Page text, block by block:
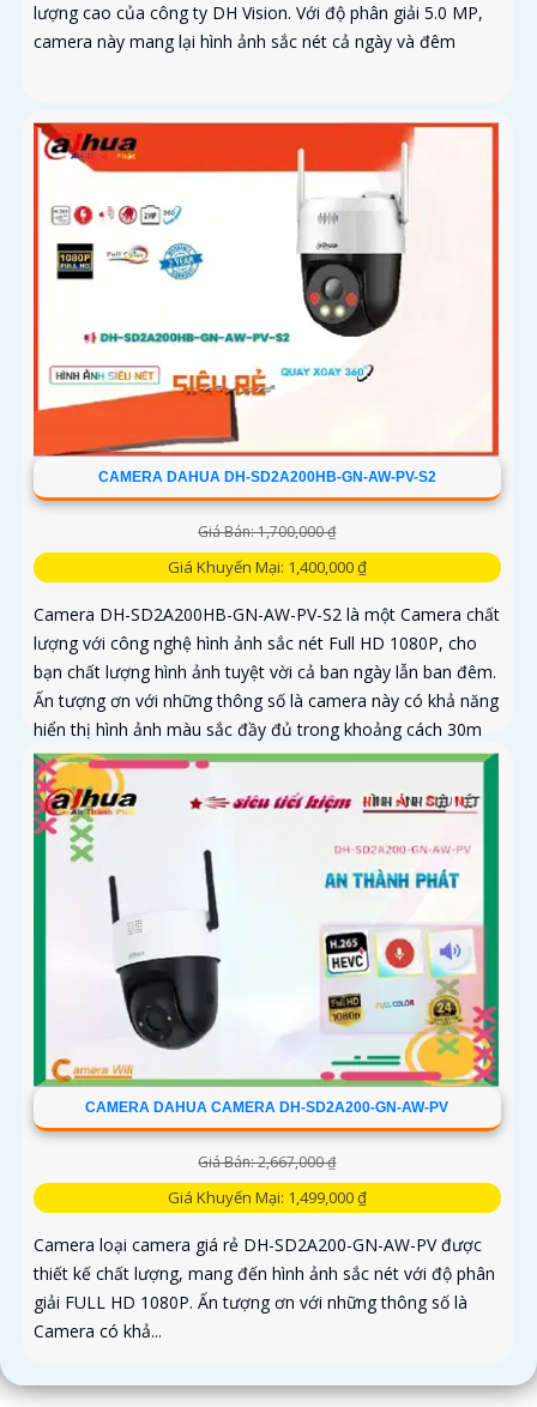
lượng cao của công ty DH Vision. Với độ phân giải 5.0 MP,
camera này mang lại hình ảnh sắc nét cả ngày và đêm
CAMERA DAHUA DH-SD2A200HB-GN-AW-PV-S2
Giá Bán: 1,700,000 ₫
Giá Khuyến Mại: 1,400,000 ₫
Camera DH-SD2A200HB-GN-AW-PV-S2 là một Camera chất
lượng với công nghệ hình ảnh sắc nét Full HD 1080P, cho
bạn chất lượng hình ảnh tuyệt vời cả ban ngày lẫn ban đêm.
Ấn tượng ơn với những thông số là camera này có khả năng
hiển thị hình ảnh màu sắc đầy đủ trong khoảng cách 30m
vào ban đêm
CAMERA DAHUA CAMERA DH-SD2A200-GN-AW-PV
Giá Bán: 2,667,000 ₫
Giá Khuyến Mại: 1,499,000 ₫
Camera loại camera giá rẻ DH-SD2A200-GN-AW-PV được
thiết kế chất lượng, mang đến hình ảnh sắc nét với độ phân
giải FULL HD 1080P. Ấn tượng ơn với những thông số là
Camera có khả...